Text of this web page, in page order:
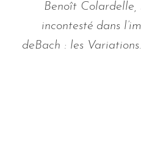
Benoît Colardelle,
incontesté dans
deBach : les